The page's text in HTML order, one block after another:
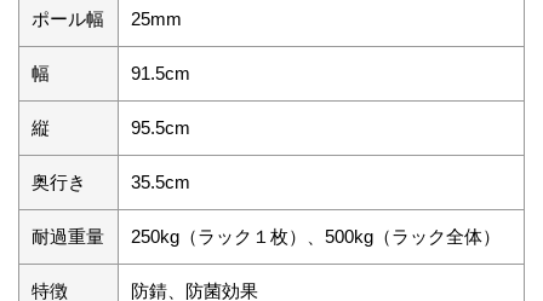
ポール幅 25mm
幅 91.5cm
縦 95.5cm
奥行き 35.5cm
耐過重量 250kg（ラック１枚）、500kg（ラック全体）
特徴 防錆、防菌効果